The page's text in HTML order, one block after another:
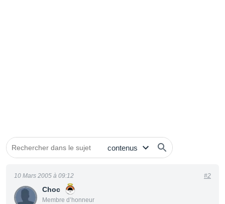
Choc
Membre d’honneur
10 Mars 2005 à 09:12 #2